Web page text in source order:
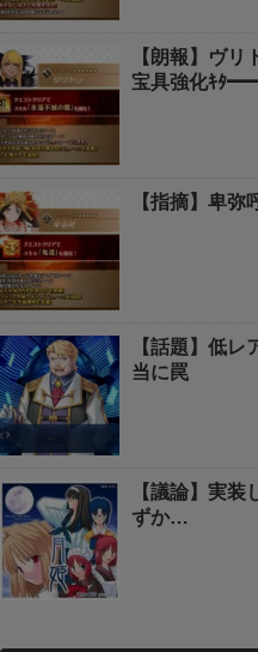
【朗報】ヴ
宝具強化ｷ
【指摘】卑弥
【話題】低
当に罠
【議論】実
ずか…